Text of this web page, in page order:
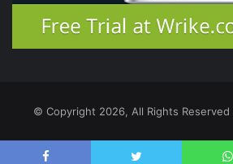
© Copyright 2026, All Rights